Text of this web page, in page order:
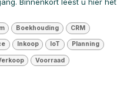
Binnenkort leest u hier het
Boekhouding CRM
Inkoop IoT Planning
Voorraad